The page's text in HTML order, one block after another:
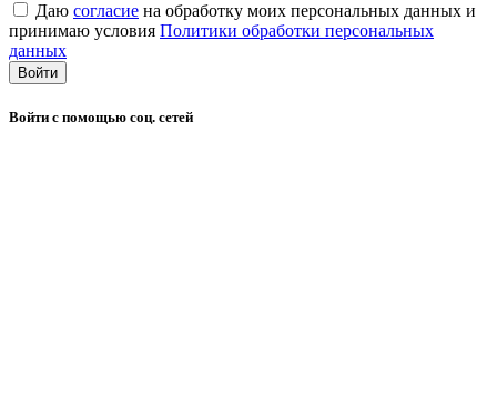
Даю согласие на обработку моих персональных данных и
принимаю условия Политики обработки персональных
данных
Войти
Войти с помощью соц. сетей